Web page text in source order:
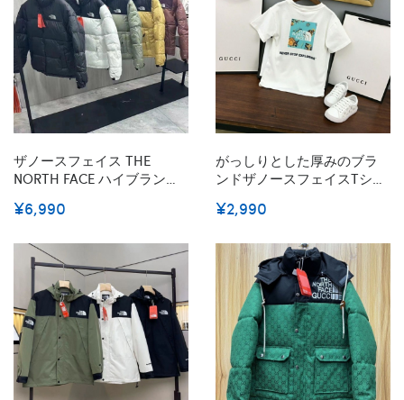
ザノースフェイス THE
NORTH FACE ハイブランド
ート 冬服 中綿ジャケット 無
ズ 大きいサイズ ダウンコー
ト 通勤 通学 登山 アウトド
ア 男女兼用 アウター
¥6,990
がっしりとした厚みのブラ
ンドザノースフェイスtシャ
160cm ブランドTHE NORTH
100%で型崩れしにくくよれ
にくいブランド夏tシャツ高
品質大人の上質Tシャツ
¥2,990